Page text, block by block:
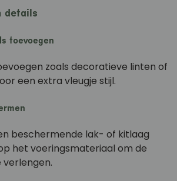
details
toevoegen
zoals decoratieve linten of
een extra vleugje stijl.
beschermende lak- of kitlaag
het voeringsmateriaal om de